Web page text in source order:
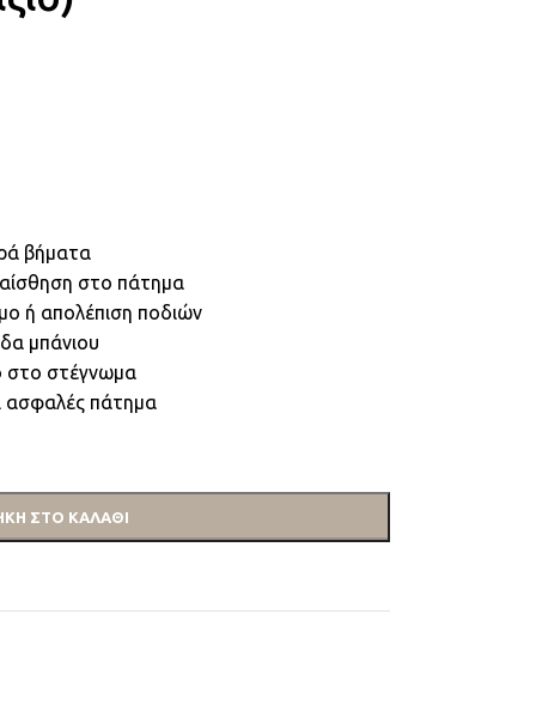
βήματα
στο πάτημα
ή απολέπιση ποδιών
μπάνιου
στο στέγνωμα
ασφαλές πάτημα
ΣΤΟ ΚΑΛΆΘΙ